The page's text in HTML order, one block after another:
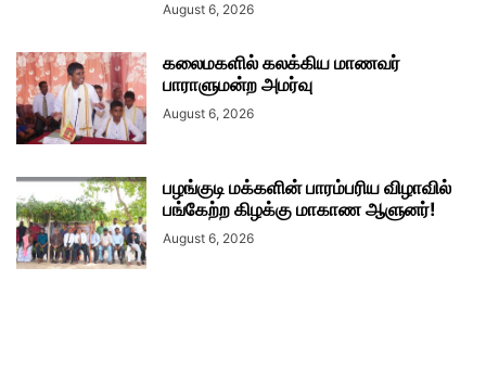
August 6, 2026
கலைமகளில் கலக்கிய மாணவர்
பாராளுமன்ற அமர்வு
August 6, 2026
பழங்குடி மக்களின் பாரம்பரிய விழாவில்
பங்கேற்ற கிழக்கு மாகாண ஆளுனர்!
August 6, 2026